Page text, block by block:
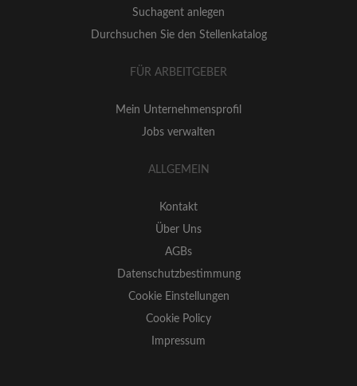
Suchagent anlegen
Durchsuchen Sie den Stellenkatalog
FÜR ARBEITGEBER
Mein Unternehmensprofil
Jobs verwalten
ALLGEMEIN
Kontakt
Über Uns
AGBs
Datenschutzbestimmung
Cookie Einstellungen
Cookie Policy
Impressum